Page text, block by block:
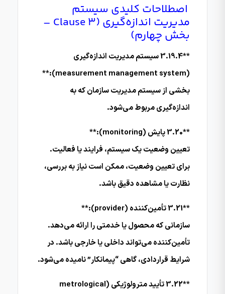
اصطلاحات کلیدی سیستم
مدیریت اندازه‌گیری (Clause 3 –
بخش چهارم)
**3.19.4 سیستم مدیریت اندازه‌گیری
(measurement management system):**
بخشی از سیستم مدیریت سازمان که به
اندازه‌گیری مربوط می‌شود.
**3.20 پایش (monitoring):**
تعیین وضعیت یک سیستم، فرایند یا فعالیت.
برای تعیین وضعیت، ممکن است نیاز به بررسی،
نظارت یا مشاهده دقیق باشد.
**3.21 تأمین‌کننده (provider):**
سازمانی که محصول یا خدمتی را ارائه می‌دهد.
تأمین‌کننده می‌تواند داخلی یا خارجی باشد. در
شرایط قراردادی، گاهی “پیمانکار” نامیده می‌شود.
**3.22 تأیید مترولوژیکی (metrological